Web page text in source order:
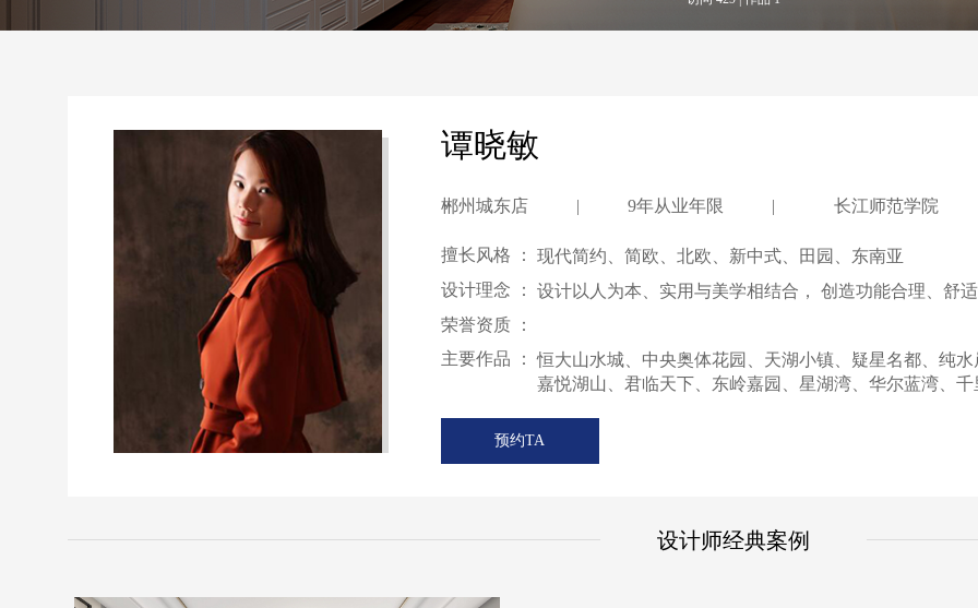
谭晓敏
郴州城东店 | 9年从业年限 | 长江师范学院
擅长风格 ：
现代简约、简欧、北欧、新中式、田园、东南亚
设计理念 ：
设计以人为本、实用与美学相结合， 创造功能合理、舒
荣誉资质 ：
主要作品 ：
恒大山水城、中央奥体花园、天湖小镇、疑星名都、纯
嘉悦湖山、君临天下、东岭嘉园、星湖湾、华尔蓝湾、千
预约TA
设计师经典案例